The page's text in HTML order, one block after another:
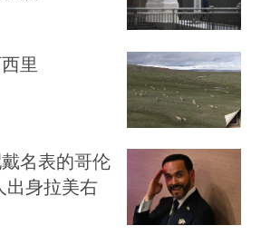
里
戴名表的哥伦
出身拉美右